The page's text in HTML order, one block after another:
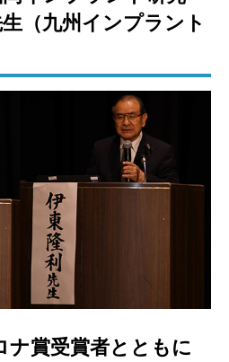
（九州インプラント
賞受賞者とともに